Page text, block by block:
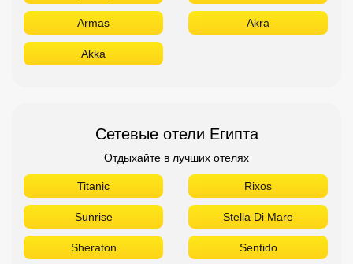
Armas Akra
Akka
Сетевые отели Египта
Отдыхайте в лучших отелях
Titanic Rixos
Sunrise Stella Di Mare
Sheraton Sentido